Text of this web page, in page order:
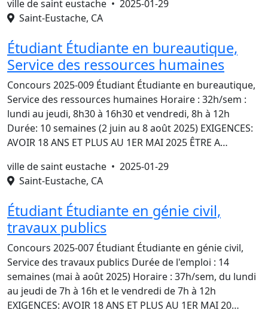
ville de saint eustache • 2025-01-29
Saint-Eustache, CA
Étudiant Étudiante en bureautique,
Service des ressources humaines
Concours 2025-009 Étudiant Étudiante en bureautique,
Service des ressources humaines Horaire : 32h/sem :
lundi au jeudi, 8h30 à 16h30 et vendredi, 8h à 12h
Durée: 10 semaines (2 juin au 8 août 2025) EXIGENCES:
AVOIR 18 ANS ET PLUS AU 1ER MAI 2025 ÊTRE A…
ville de saint eustache • 2025-01-29
Saint-Eustache, CA
Étudiant Étudiante en génie civil,
travaux publics
Concours 2025-007 Étudiant Étudiante en génie civil,
Service des travaux publics Durée de l'emploi : 14
semaines (mai à août 2025) Horaire : 37h/sem, du lundi
au jeudi de 7h à 16h et le vendredi de 7h à 12h
EXIGENCES: AVOIR 18 ANS ET PLUS AU 1ER MAI 20…